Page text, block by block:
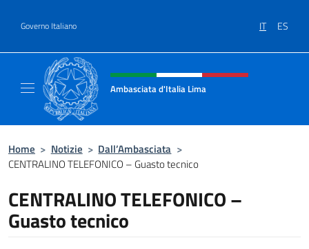
Governo Italiano IT ES
Intestazione sito, social e menù
Ambasciata d'Italia Lima
Home > Notizie > Dall’Ambasciata >
CENTRALINO TELEFONICO – Guasto tecnico
CENTRALINO TELEFONICO –
Guasto tecnico